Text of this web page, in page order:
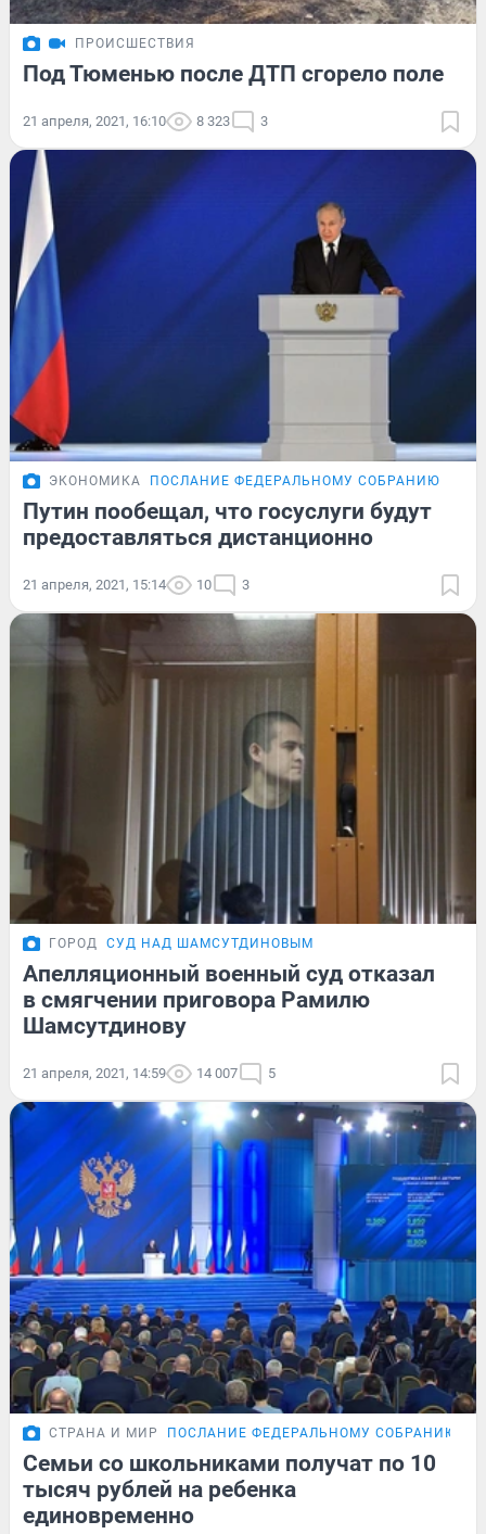
ПРОИСШЕСТВИЯ
Под Тюменью после ДТП сгорело поле
21 апреля, 2021, 16:10 8 323 3
ЭКОНОМИКА ПОСЛАНИЕ ФЕДЕРАЛЬНОМУ СОБРАНИЮ
Путин пообещал, что госуслуги будут
предоставляться дистанционно
21 апреля, 2021, 15:14 10 3
ГОРОД СУД НАД ШАМСУТДИНОВЫМ
Апелляционный военный суд отказал
в смягчении приговора Рамилю
Шамсутдинову
21 апреля, 2021, 14:59 14 007 5
СТРАНА И МИР ПОСЛАНИЕ ФЕДЕРАЛЬНОМУ СОБРАНИЮ
Семьи со школьниками получат по 10
тысяч рублей на ребенка
единовременно